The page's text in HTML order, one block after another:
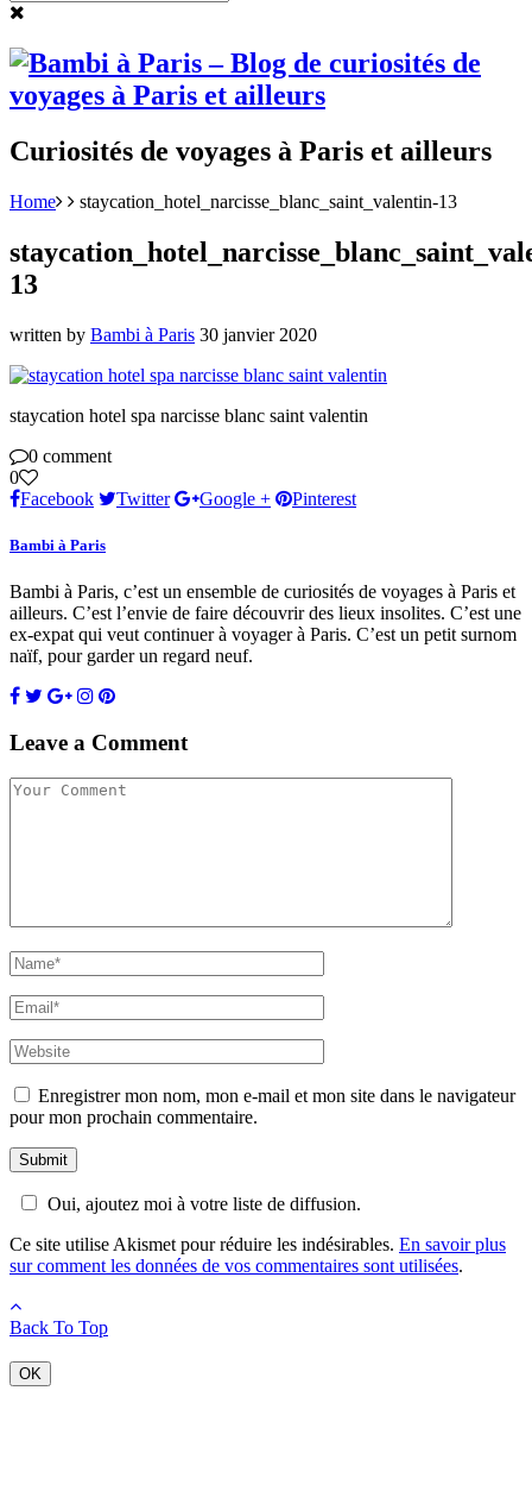
Curiosités de voyages à Paris et ailleurs
Home staycation_hotel_narcisse_blanc_saint_valentin-13
13
written by Bambi à Paris 30 janvier 2020
staycation hotel spa narcisse blanc saint valentin
0 comment
0
Facebook
Twitter Google + Pinterest
Bambi à Paris
Bambi à Paris, c’est un ensemble de curiosités de voyages à Paris et
ailleurs. C’est l’envie de faire découvrir des lieux insolites. C’est une
ex-expat qui veut continuer à voyager à Paris. C’est un petit surnom
naïf, pour garder un regard neuf.
Leave a Comment
Enregistrer mon nom, mon e-mail et mon site dans le navigateur
pour mon prochain commentaire.
Oui, ajoutez moi à votre liste de diffusion.
Ce site utilise Akismet pour réduire les indésirables. En savoir plus
sur comment les données de vos commentaires sont utilisées.
Back To Top
OK